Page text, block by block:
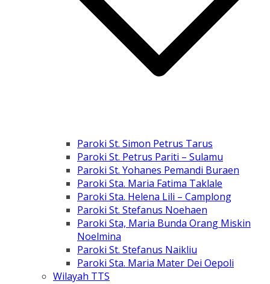
Paroki St. Simon Petrus Tarus
Paroki St. Petrus Pariti – Sulamu
Paroki St. Yohanes Pemandi Buraen
Paroki Sta. Maria Fatima Taklale
Paroki Sta. Helena Lili – Camplong
Paroki St. Stefanus Noehaen
Paroki Sta, Maria Bunda Orang Miskin
Noelmina
Paroki St. Stefanus Naikliu
Paroki Sta. Maria Mater Dei Oepoli
Wilayah TTS